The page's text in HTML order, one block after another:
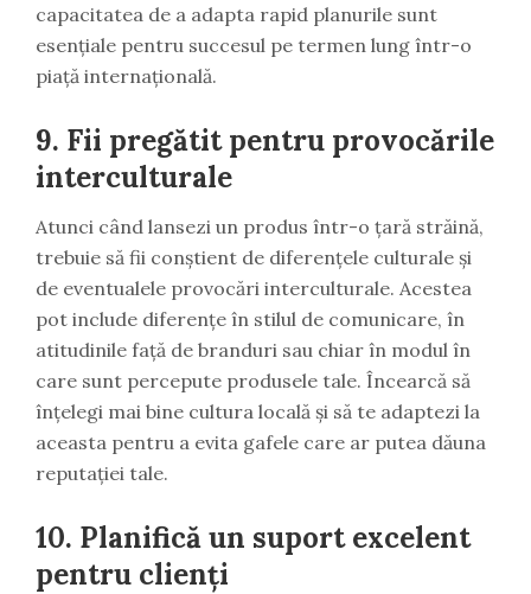
capacitatea de a adapta rapid planurile sunt
esențiale pentru succesul pe termen lung într-o
piață internațională.
9. Fii pregătit pentru provocările
interculturale
Atunci când lansezi un produs într-o țară străină,
trebuie să fii conștient de diferențele culturale și
de eventualele provocări interculturale. Acestea
pot include diferențe în stilul de comunicare, în
atitudinile față de branduri sau chiar în modul în
care sunt percepute produsele tale. Încearcă să
înțelegi mai bine cultura locală și să te adaptezi la
aceasta pentru a evita gafele care ar putea dăuna
reputației tale.
10. Planifică un suport excelent
pentru clienți